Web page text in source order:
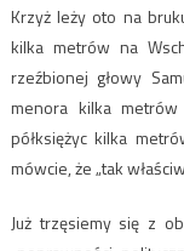
Krzyż leży oto na
kilka metrów na
rzeźbionej głowy
menora kilka
półksiężyc kilka
mówcie, że „tak
Już trzęsiemy się z